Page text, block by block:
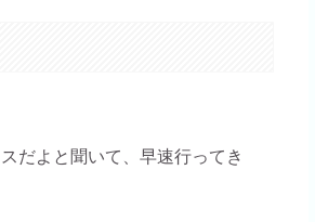
だよと聞いて、早速行ってき